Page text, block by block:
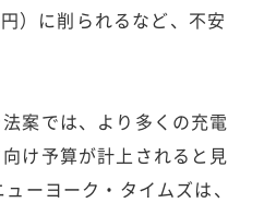
）に削られるなど、不安
案では、より多くの充電
け予算が計上されると見
ーヨーク・タイムズは、